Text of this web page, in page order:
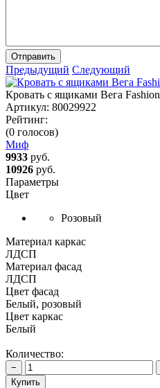
Отправить
Предыдущий Следующий
Кровать с ящиками Вега Fashion
Артикул: 80029922
Рейтинг:
(0 голосов)
Миф
9933 руб.
10926 руб.
Параметры
Цвет
Розовый
Материал каркас
ЛДСП
Материал фасад
ЛДСП
Цвет фасад
Белый, розовый
Цвет каркас
Белый
Количество:
−
Купить